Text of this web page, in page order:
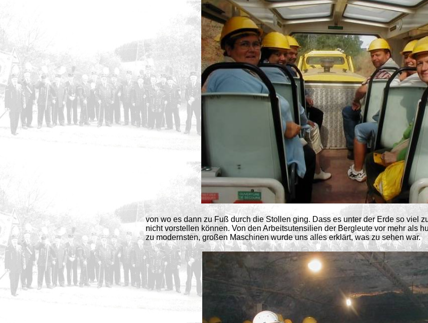
von wo es dann zu Fuß durch die Stollen ging. Dass es unter der Erde so viel
nicht vorstellen können. Von den Arbeitsutensilien der Bergleute vor mehr als
zu modernsten, großen Maschinen wurde uns alles erklärt, was zu sehen war.